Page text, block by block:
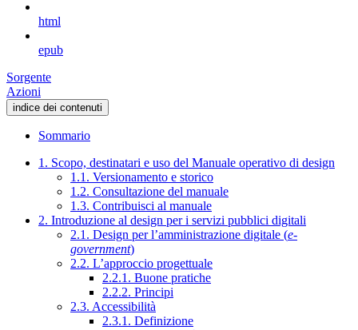
html
epub
Sorgente
Azioni
indice dei contenuti
Sommario
1. Scopo, destinatari e uso del Manuale operativo di design
1.1. Versionamento e storico
1.2. Consultazione del manuale
1.3. Contribuisci al manuale
2. Introduzione al design per i servizi pubblici digitali
2.1. Design per l’amministrazione digitale (e-
government)
2.2. L’approccio progettuale
2.2.1. Buone pratiche
2.2.2. Principi
2.3. Accessibilità
2.3.1. Definizione